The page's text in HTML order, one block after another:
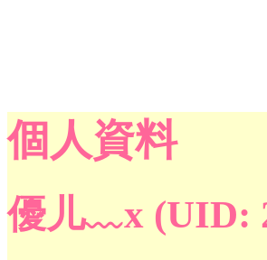
個人資料
優儿﹏x (UID: